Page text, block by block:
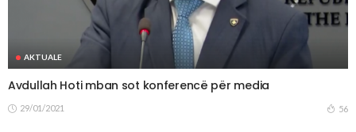
AKTUALE
Avdullah Hoti mban sot konferencë për media
29/01/2021 56